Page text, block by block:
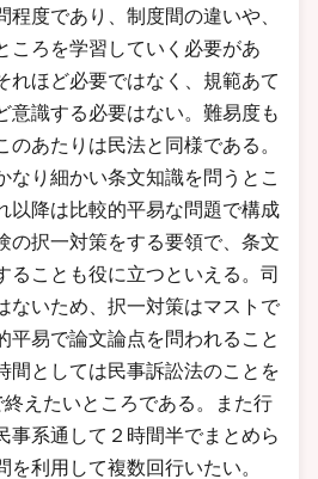
程度であり、制度間の違いや、
ころを学習していく必要があ
れほど必要ではなく、規範あて
意識する必要はない。難易度も
のあたりは民法と同様である。
なり細かい条文知識を問うとこ
以降は比較的平易な問題で構成
の択一対策をする要領で、条文
ることも役に立つといえる。司
ないため、択一対策はマストで
平易で論文論点を問われること
間としては民事訴訟法のことを
えたいところである。また行
事系通して２時間半でまとめら
を利用して複数回行いたい。